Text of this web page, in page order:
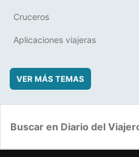
Cruceros
Aplicaciones viajeras
VER MÁS TEMAS